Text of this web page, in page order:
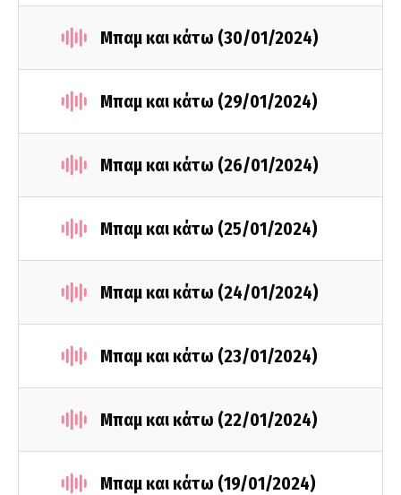
Μπαμ και κάτω (30/01/2024)
Μπαμ και κάτω (29/01/2024)
Μπαμ και κάτω (26/01/2024)
Μπαμ και κάτω (25/01/2024)
Μπαμ και κάτω (24/01/2024)
Μπαμ και κάτω (23/01/2024)
Μπαμ και κάτω (22/01/2024)
Μπαμ και κάτω (19/01/2024)